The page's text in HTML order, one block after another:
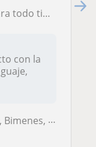
enseñanza, A1-C2
con la
Laviana